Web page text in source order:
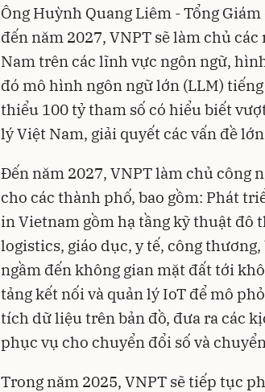
Ông Huỳnh Quang Liêm - Tổng
đến năm 2027, VNPT sẽ làm chủ
Nam trên các lĩnh vực ngôn ngữ,
đó mô hình ngôn ngữ lớn (LLM)
thiểu 100 tỷ tham số có hiểu biết
lý Việt Nam, giải quyết các vấn đề
Đến năm 2027, VNPT làm chủ công
cho các thành phố, bao gồm: Phát
in Vietnam gồm hạ tầng kỹ thuật đô
logistics, giáo dục, y tế, công
ngầm đến không gian mặt đất tới
tảng kết nối và quản lý IoT để mô
tích dữ liệu trên bản đồ, đưa ra các
phục vụ cho chuyển đổi số và
Trong năm 2025, VNPT sẽ tiếp tục